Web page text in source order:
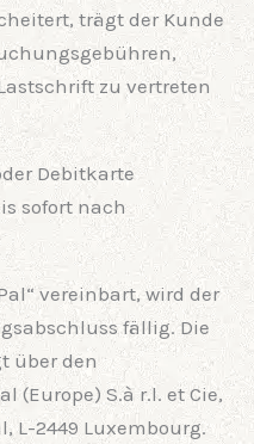
trägt der Kunde
zu vertreten
Debitkarte
sofort nach
vereinbart, wird der
fällig. Die
über den
(Europe) S.à r.l. et Cie,
L-2449 Luxembourg.